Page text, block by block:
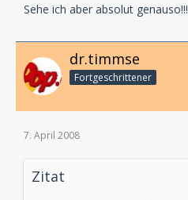
Sehe ich aber absolut genauso!!!
dr.timmse
Fortgeschrittener
7. April 2008
Zitat